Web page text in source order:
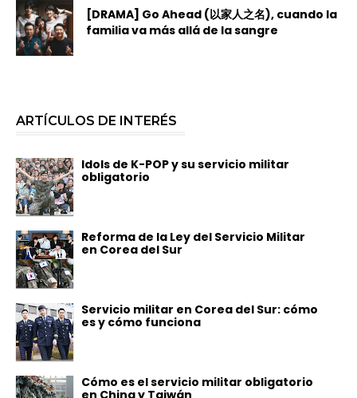
[DRAMA] Go Ahead (以家人之名), cuando la
familia va más allá de la sangre
ARTÍCULOS DE INTERÉS
Idols de K-POP y su servicio militar
obligatorio
Reforma de la Ley del Servicio Militar
en Corea del Sur
Servicio militar en Corea del Sur: cómo
es y cómo funciona
Cómo es el servicio militar obligatorio